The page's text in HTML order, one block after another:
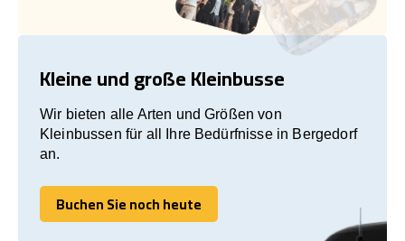
Kleine und große Kleinbusse
Wir bieten alle Arten und Größen von
Kleinbussen für all Ihre Bedürfnisse in Bergedorf
an.
Buchen Sie noch heute
Buchen Sie noch heute